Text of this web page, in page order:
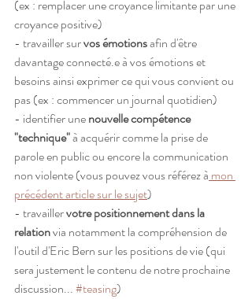
(ex : remplacer une croyance limitante par une
croyance positive)
- travailler sur vos émotions afin d'être
davantage connecté.e à vos émotions et
besoins ainsi exprimer ce qui vous convient ou
pas (ex : commencer un journal quotidien)
- identifier une nouvelle compétence
"technique" à acquérir comme la prise de
parole en public ou encore la communication
non violente (vous pouvez vous référez à mon
précédent article sur le sujet)
- travailler votre positionnement dans la
relation via notamment la compréhension de
l'outil d'Eric Bern sur les positions de vie (qui
sera justement le contenu de notre prochaine
discussion... #teasing)